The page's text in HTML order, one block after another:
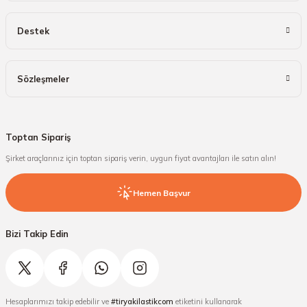
Destek
Sözleşmeler
Toptan Sipariş
Şirket araçlarınız için toptan sipariş verin, uygun fiyat avantajları ile satın alın!
Hemen Başvur
Bizi Takip Edin
Hesaplarımızı takip edebilir ve #tiryakilastikcom etiketini kullanarak